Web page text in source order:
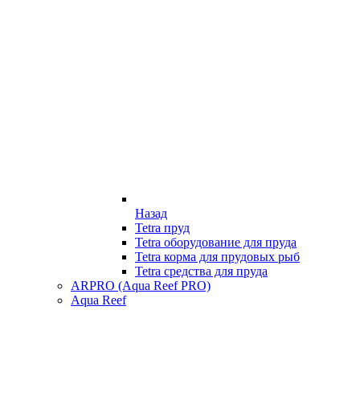
Назад
Tetra пруд
Tetra оборудование для пруда
Tetra корма для прудовых рыб
Tetra средства для пруда
ARPRO (Aqua Reef PRO)
Aqua Reef